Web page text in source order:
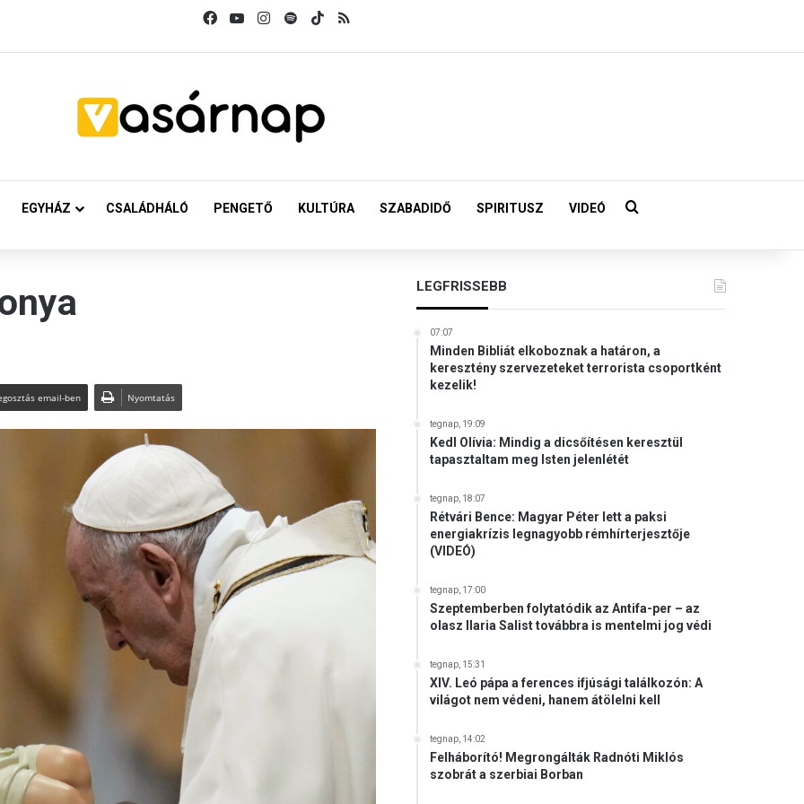
FacebookYouTubeInstagram
SpotifyTikTok
EGYHÁZ CSALÁDHÁLÓ PENGETŐ KULTÚRA SZABADIDŐ SPIRITUSZ VIDEÓ Keresés:
email-ben Nyomtatás
LEGFRISSEBB
07:07
Minden Bibliát elkoboznak a határon, a
keresztény szervezeteket terrorista csoportként
kezelik!
tegnap, 19:09
Kedl Olívia: Mindig a dicsőítésen keresztül
tapasztaltam meg Isten jelenlétét
tegnap, 18:07
Rétvári Bence: Magyar Péter lett a paksi
energiakrízis legnagyobb rémhírterjesztője
(VIDEÓ)
tegnap, 17:00
Szeptemberben folytatódik az Antifa-per – az
olasz Ilaria Salist továbbra is mentelmi jog védi
tegnap, 15:31
XIV. Leó pápa a ferences ifjúsági találkozón: A
világot nem védeni, hanem átölelni kell
tegnap, 14:02
Felháborító! Megrongálták Radnóti Miklós
szobrát a szerbiai Borban